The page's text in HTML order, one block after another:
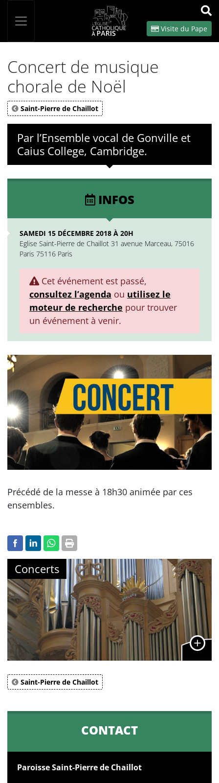
OK
Visite du Pape
Concert de musique
chorale de Noël
Saint-Pierre de Chaillot
Par l’Ensemble vocal de Gonville et
Caius College, Cambridge.
INFOS
SAMEDI 15 DÉCEMBRE 2018 À 20H
Eglise Saint-Pierre de Chaillot 31 avenue Marceau, 75016
Paris 75116 Paris
Cet événement est passé,
consultez l’agenda ou utilisez le
moteur de recherche pour trouver
un événement à venir.
Précédé de la messe à 18h30 animée par ces
ensembles.
Concerts
Saint-Pierre de Chaillot
CONTACT
Paroisse Saint-Pierre de Chaillot
Panneau de gestion des cookies